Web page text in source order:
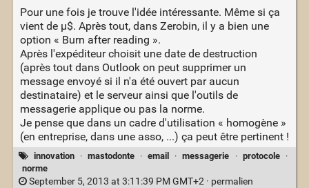
Pour une fois je trouve l'idée intéressante. Même si ça
vient de µ$. Après tout, dans Zerobin, il y a bien une
option « Burn after reading ».
Après l'expéditeur choisit une date de destruction
(après tout dans Outlook on peut supprimer un
message envoyé si il n'a été ouvert par aucun
destinataire) et le serveur ainsi que l'outils de
messagerie applique ou pas la norme.
Je pense que dans un cadre d'utilisation « homogène »
(en entreprise, dans une asso, ...) ça peut être pertinent !
innovation · mastodonte · email · messagerie · protocole
·
norme
September 5, 2013 at 3:11:39 PM GMT+2 · permalien